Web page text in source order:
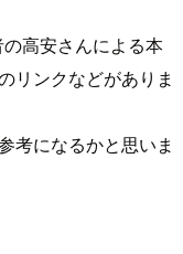
の高安さんによる本
リンクなどがありま
考になるかと思いま